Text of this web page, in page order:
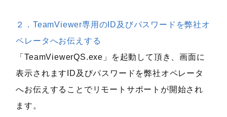
２．TeamViewer専用のID及びパスワードを弊社オ
ペレータへお伝えする
「TeamViewerQS.exe」を起動して頂き、画面に
表示されますID及びパスワードを弊社オペレータ
へお伝えすることでリモートサポートが開始され
ます。